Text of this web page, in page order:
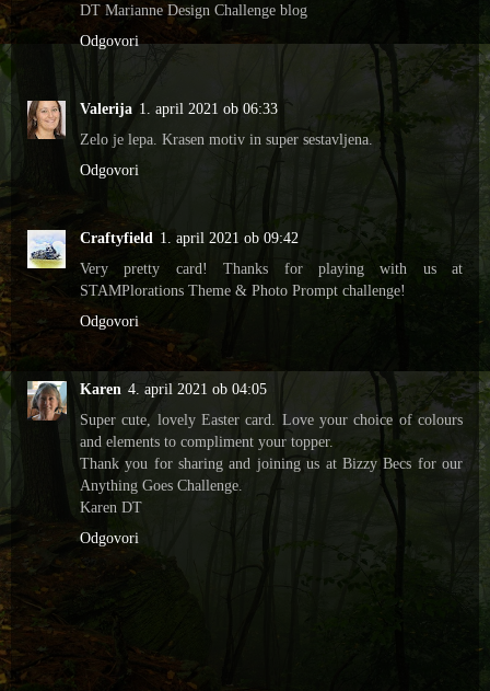
DT Marianne Design Challenge blog
Odgovori
Valerija 1. april 2021 ob 06:33
Zelo je lepa. Krasen motiv in super sestavljena.
Odgovori
Craftyfield 1. april 2021 ob 09:42
Very pretty card! Thanks for playing with us at
STAMPlorations Theme & Photo Prompt challenge!
Odgovori
Karen 4. april 2021 ob 04:05
Super cute, lovely Easter card. Love your choice of colours
and elements to compliment your topper.
Thank you for sharing and joining us at Bizzy Becs for our
Anything Goes Challenge.
Karen DT
Odgovori